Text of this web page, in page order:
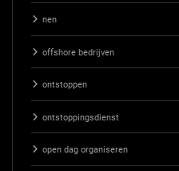
nen
offshore bedrijven
ontstoppen
ontstoppingsdienst
open dag organiseren